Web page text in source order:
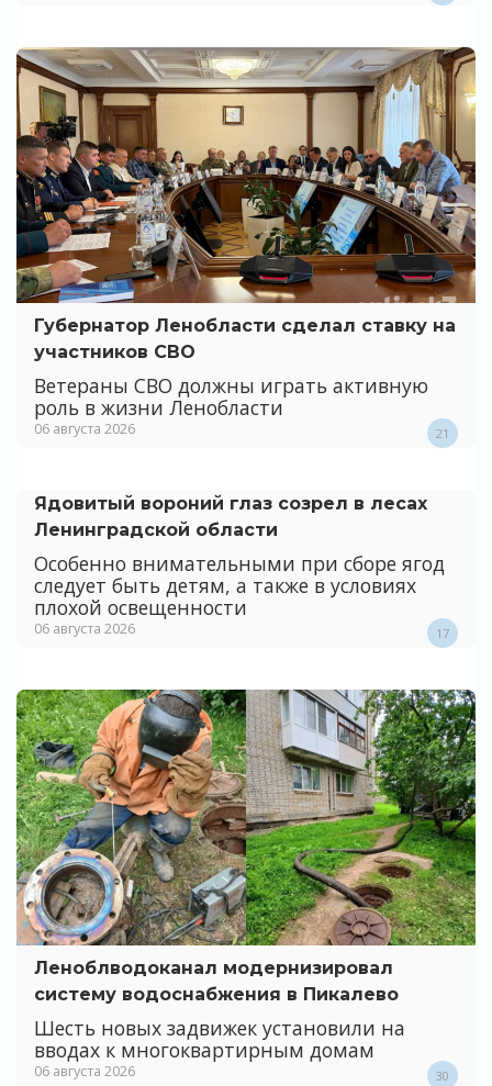
Губернатор Ленобласти сделал ставку на
участников СВО
Ветераны СВО должны играть активную
роль в жизни Ленобласти
06 августа 2026 21
Ядовитый вороний глаз созрел в лесах
Ленинградской области
Особенно внимательными при сборе ягод
следует быть детям, а также в условиях
плохой освещенности
06 августа 2026 17
Леноблводоканал модернизировал
систему водоснабжения в Пикалево
Шесть новых задвижек установили на
вводах к многоквартирным домам
06 августа 2026 30